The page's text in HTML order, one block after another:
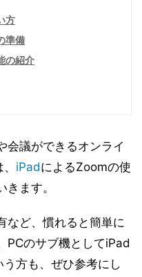
方
準備
の紹介
会議ができるオンライ
iPadによるZoomの使
ます。
など、慣れると簡単に
PCのサブ機としてiPad
方も、ぜひ参考にし